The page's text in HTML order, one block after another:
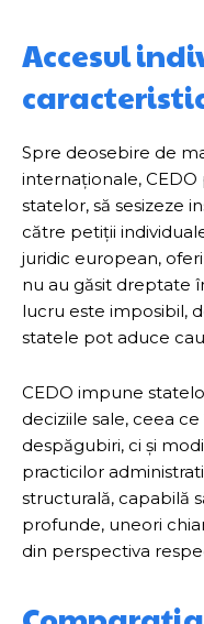
Accesul
Spre deosebire de
internaționale,
statelor, să sesizeze
către petiții
juridic european,
nu au găsit dreptate
lucru este imposibil,
statele pot aduce
CEDO impune
deciziile sale, ceea
despăgubiri, ci și
practicilor
structurală, capabilă
profunde, uneori
din perspectiva